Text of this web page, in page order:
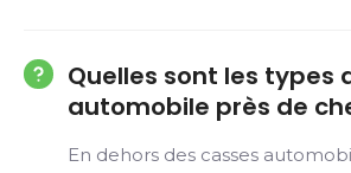
Quelles sont les types
automobile près de
En dehors des casses